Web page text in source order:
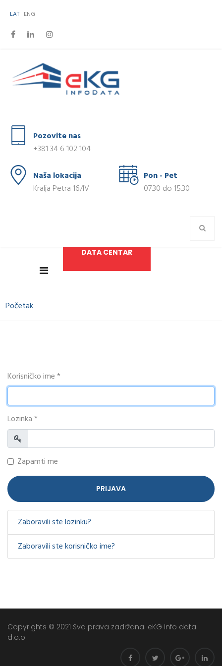
LAT ENG
Pozovite nas
+381 34 6 102 104
Naša lokacija
Kralja Petra 16/IV
Pon - Pet
07.30 do 15.30
DATA CENTAR
Početak
Korisničko ime*
Lozinka*
Prikaži
Zapamti me
PRIJAVA
Zaboravili ste lozinku?
Zaboravili ste korisničko ime?
Copyrights © 2021 Sva prava zadržana. eKG Info data
d.o.o.